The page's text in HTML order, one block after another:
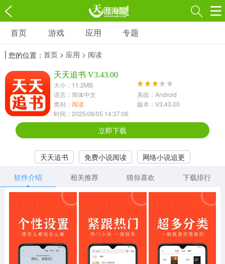
游戏
3697款应用
1597款应用
休闲益智
13387款应用
2196款应用
冒险解谜
1072款应用
418款应用
568款应用
音乐舞蹈
其他
1654款应用
游戏助手
515款应用
MOD游戏
1056款应用
首页 游戏 应用 专题
您的位置： 首页 > 应用 > 阅读
天天追书 V3.43.00
大小：11.2MB
语言：简体中文
系统：Android
类别： 阅读
版本：V3.43.00
时间：2025/08/05 14:37:06
立即下载
天天追书 免费小说阅读
网络小说追更
软件介绍
相关推荐 猜你喜欢 下载排行